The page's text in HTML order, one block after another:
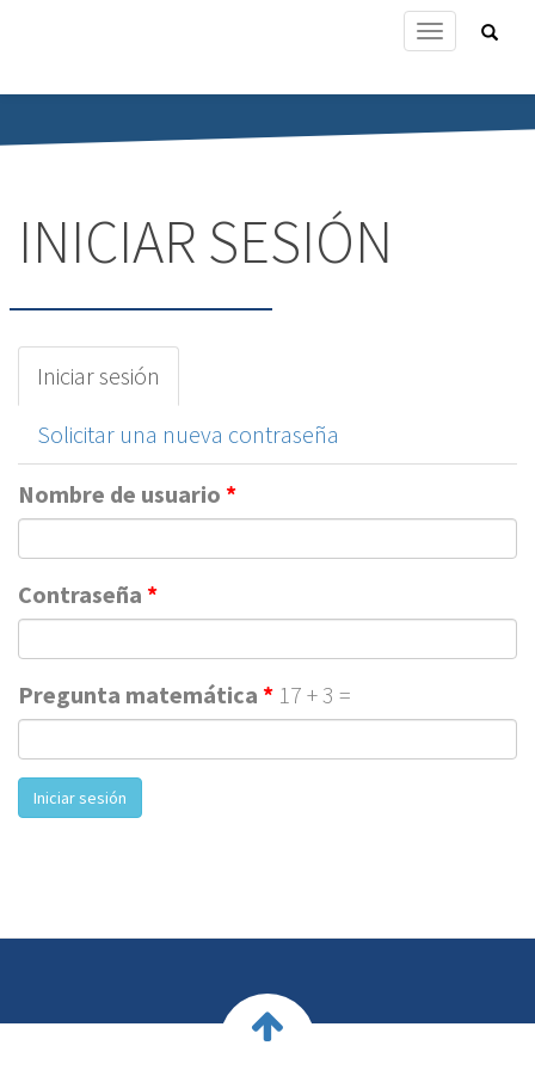
contenido
Toggle
Buscar
INICIAR SESIÓN
Solapas
principales
Iniciar sesión
activa)
Solicitar una nueva contraseña
Nombre de usuario *
Contraseña *
Pregunta matemática * 17 + 3 =
Iniciar sesión